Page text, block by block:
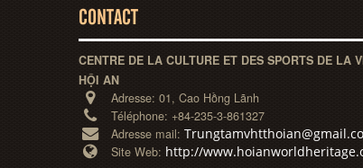
CONTACT
CENTRE DE LA CULTURE ET DES SPORTS DE LA
HỘI AN
Adresse: 01, Cao Hồng Lãnh
Téléphone: +84-235-3-861327
Adresse mail:
Site Web: http://